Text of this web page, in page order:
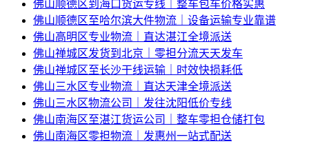
佛山顺德区到海口货运专线｜整车包车价格实惠
佛山顺德区至哈尔滨大件物流｜设备运输专业靠谱
佛山高明区专业物流｜直达湛江全境派送
佛山禅城区发货到北京｜零担分流天天发车
佛山禅城区至长沙干线运输｜时效快损耗低
佛山三水区专业物流｜直达天津全境派送
佛山三水区物流公司｜发往沈阳低价专线
佛山南海区至湛江货运公司｜整车零担仓储打包
佛山南海区零担物流｜发惠州一站式配送